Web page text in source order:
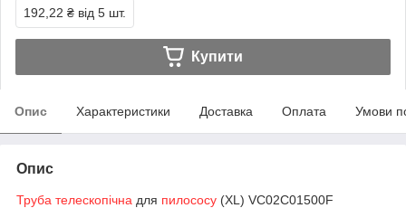
192,22 ₴ від 5 шт.
Купити
Опис Характеристики Доставка Оплата Умови
Опис
Труба телескопічна для пилососу (XL) VC02C01500F